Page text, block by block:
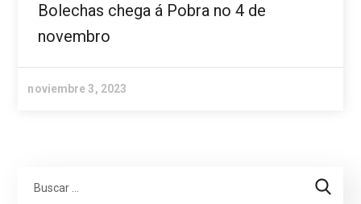
Bolechas chega á Pobra no 4 de
novembro
noviembre 3, 2023